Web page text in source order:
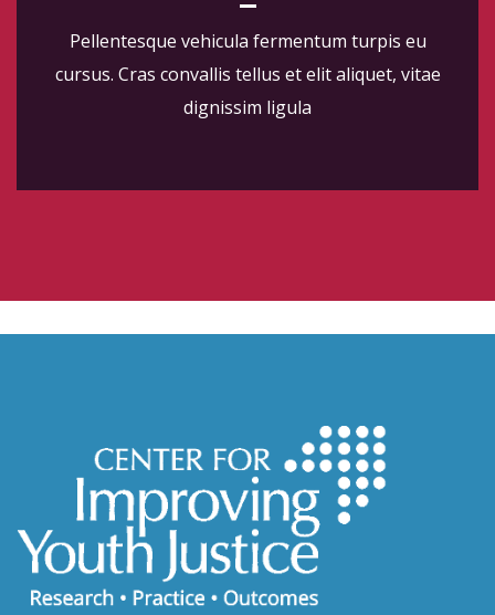
Pellentesque vehicula fermentum turpis eu
cursus. Cras convallis tellus et elit aliquet, vitae
dignissim ligula